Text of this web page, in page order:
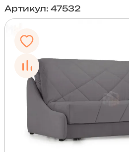
Артикул: 47532